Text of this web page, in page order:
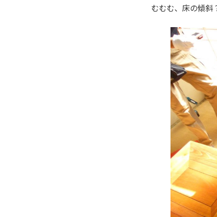
むむむ、床の傾斜